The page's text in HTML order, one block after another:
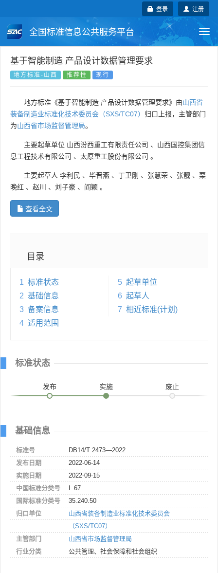
注册
登录
全国标准信息公共服务平台
国家标准 行业标准
国外标准 技术委员会
基于智能制造 产品设计数据管理要求
地方标准-山西 推荐性 现行
地方标准《基于智能制造 产品设计数据管理要求》由山西省
装备制造业标准化技术委员会（SXS/TC07） 归口上报，主管部门
为山西省市场监督管理局。
主要起草单位 山西汾西重工有限责任公司 、 山西国控集团信
息工程技术有限公司 、 太原重工股份有限公司 。
主要起草人 李利民 、 毕晋燕 、 丁卫刚 、 张慧荣 、 张靓 、 栗
晚红 、 赵川 、 刘子豪 、 阎颖 。
查看全文
目录
1 标准状态
2 基础信息
3 备案信息
4 适用范围
5 起草单位
6 起草人
7 相近标准(计划)
标准状态
发布 实施 废止
基础信息
标准号
DB14/T 2473—2022
发布日期
2022-06-14
实施日期
2022-09-15
中国标准分类号
L 67
国际标准分类号
35.240.50
归口单位
山西省装备制造业标准化技术委员会
（SXS/TC07）
主管部门
山西省市场监督管理局
行业分类
公共管理、社会保障和社会组织